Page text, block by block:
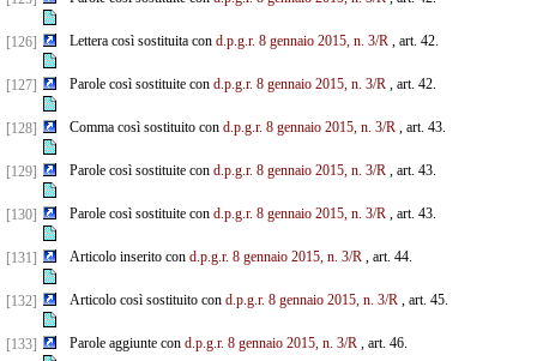
[126] Lettera così sostituita con d.p.g.r. 8 gennaio 2015, n. 3/R, art. 42.
[127] Parole così sostituite con d.p.g.r. 8 gennaio 2015, n. 3/R, art. 42.
[128] Comma così sostituito con d.p.g.r. 8 gennaio 2015, n. 3/R, art. 43.
[129] Parole così sostituite con d.p.g.r. 8 gennaio 2015, n. 3/R, art. 43.
[130] Parole così sostituite con d.p.g.r. 8 gennaio 2015, n. 3/R, art. 43.
[131] Articolo inserito con d.p.g.r. 8 gennaio 2015, n. 3/R, art. 44.
[132] Articolo così sostituito con d.p.g.r. 8 gennaio 2015, n. 3/R, art. 45.
[133] Parole aggiunte con d.p.g.r. 8 gennaio 2015, n. 3/R, art. 46.